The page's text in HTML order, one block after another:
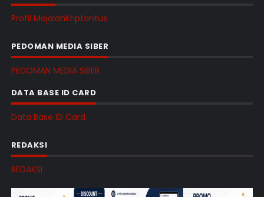
Profil MajalahKriptantus
PEDOMAN MEDIA SIBER
PEDOMAN MEDIA SIBER
DATA BASE ID CARD
Data Base ID Card
REDAKSI
REDAKSI